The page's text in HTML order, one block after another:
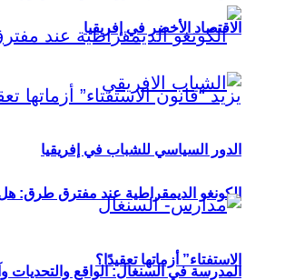
الكونغو الديمقراطية عند مفترق طرق:
الاستفتاء” أزماتها تعقيدًا؟
الاقتصاد الأخضر في إفريقيا
الدور السياسي للشباب في إفريقيا
المدرسة في السنغال: الواقع والتحديات